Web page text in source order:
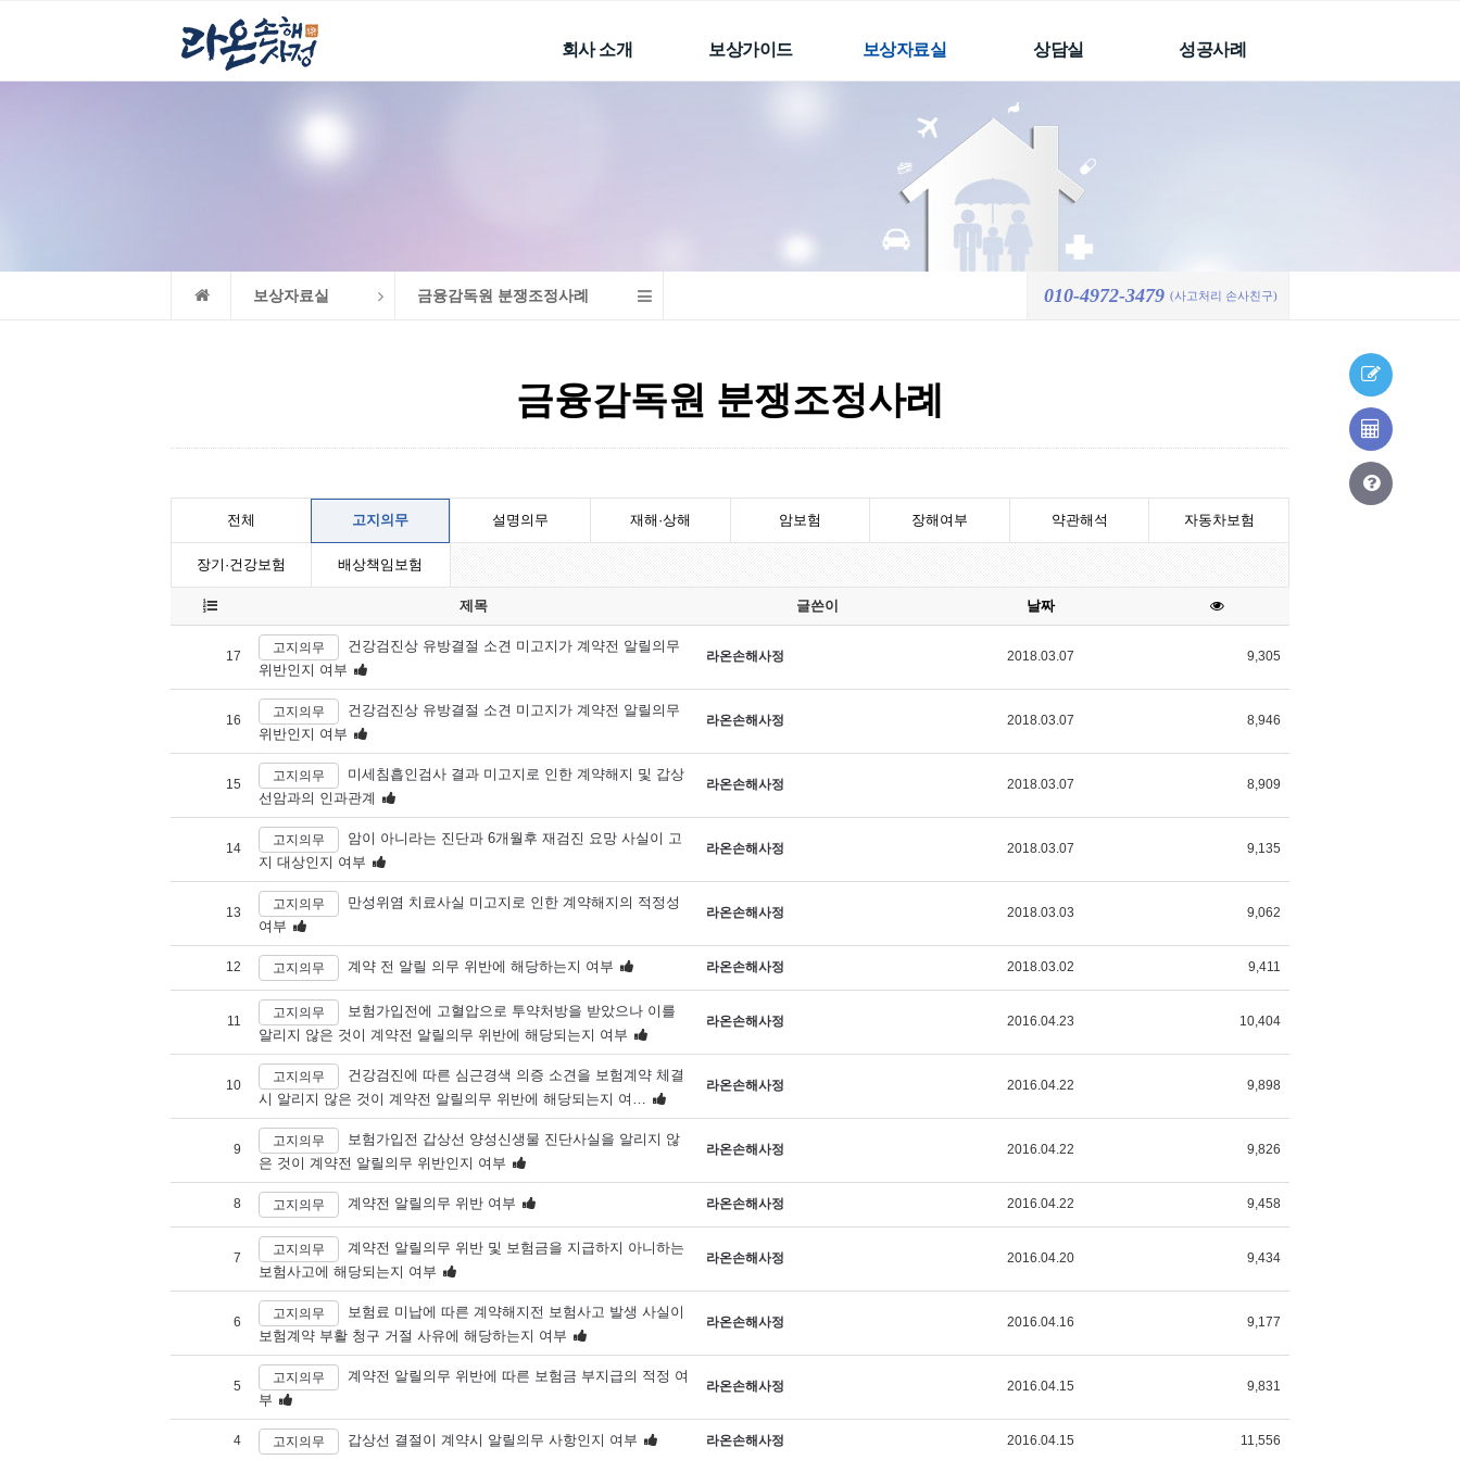
회사 소개 보상가이드 보상자료실
후유장해 및 개호비
생명,상해보험의 장해
분류표
주요한 판결문
상담실
처리결과
온라인상담요청
처리결과
자주하는 질문
성공사례
보상자료실 금융감독원 분쟁조정사례 010-4972-3479 (사고처리 손사친구)
금융감독원 분쟁조정사례
전체 고지의무 설명의무 재해·상해 암보험 장해여부 약관해석 자동차보험
장기·건강보험 배상책임보험
제목 글쓴이 날짜
17
고지의무
건강검진상 유방결절 소견 미고지가 계약전 알릴의무
위반인지 여부
라온손해사정 2018.03.07 9,305
16
고지의무
건강검진상 유방결절 소견 미고지가 계약전 알릴의무
위반인지 여부
라온손해사정 2018.03.07 8,946
15
고지의무
미세침흡인검사 결과 미고지로 인한 계약해지 및 갑상
선암과의 인과관계
라온손해사정 2018.03.07 8,909
14
고지의무
암이 아니라는 진단과 6개월후 재검진 요망 사실이 고
지 대상인지 여부
라온손해사정 2018.03.07 9,135
13
고지의무
만성위염 치료사실 미고지로 인한 계약해지의 적정성
여부
라온손해사정 2018.03.03 9,062
12 고지의무 계약 전 알릴 의무 위반에 해당하는지 여부 라온손해사정 2018.03.02 9,411
11
고지의무
보험가입전에 고혈압으로 투약처방을 받았으나 이를
알리지 않은 것이 계약전 알릴의무 위반에 해당되는지 여부
라온손해사정 2016.04.23 10,404
10
고지의무
건강검진에 따른 심근경색 의증 소견을 보험계약 체결
시 알리지 않은 것이 계약전 알릴의무 위반에 해당되는지 여…
라온손해사정 2016.04.22 9,898
9
고지의무
보험가입전 갑상선 양성신생물 진단사실을 알리지 않
은 것이 계약전 알릴의무 위반인지 여부
라온손해사정 2016.04.22 9,826
8 고지의무 계약전 알릴의무 위반 여부 라온손해사정 2016.04.22 9,458
7
고지의무
계약전 알릴의무 위반 및 보험금을 지급하지 아니하는
보험사고에 해당되는지 여부
라온손해사정 2016.04.20 9,434
6
고지의무
보험료 미납에 따른 계약해지전 보험사고 발생 사실이
보험계약 부활 청구 거절 사유에 해당하는지 여부
라온손해사정 2016.04.16 9,177
5
고지의무
계약전 알릴의무 위반에 따른 보험금 부지급의 적정 여
부
라온손해사정 2016.04.15 9,831
4 고지의무 갑상선 결절이 계약시 알릴의무 사항인지 여부 라온손해사정 2016.04.15 11,556